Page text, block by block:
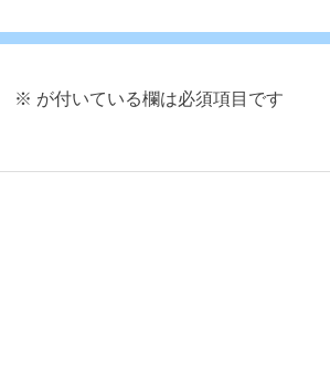
※ が付いている欄は必須項目です